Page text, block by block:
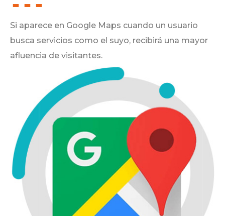
Si aparece en Google Maps cuando un usuario
busca servicios como el suyo, recibirá una mayor
afluencia de visitantes.